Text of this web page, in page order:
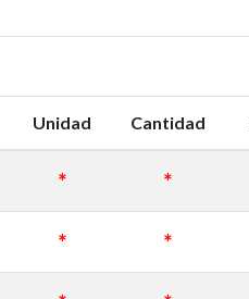
Unidad Cantidad
* *
* *